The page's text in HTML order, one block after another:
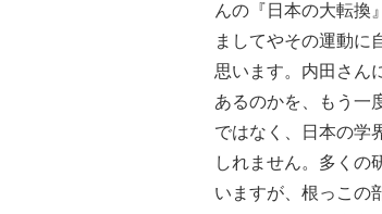
んの『日本の大転換
ましてやその運動に
思います。内田さん
あるのかを、もう一
ではなく、日本の学
しれません。多くの
いますが、根っこの